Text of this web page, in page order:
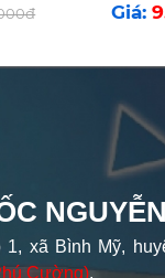
Giá:
xã Bình Mỹ,
Cường).